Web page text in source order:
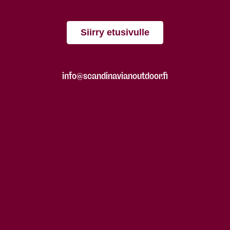
Siirry etusivulle
info@scandinavianoutdoor.fi